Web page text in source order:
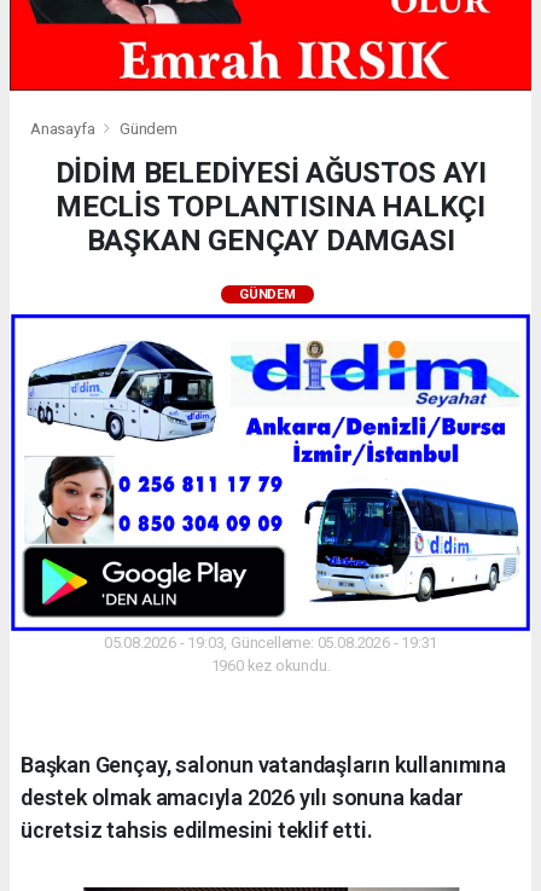
Anasayfa Gündem
DİDİM BELEDİYESİ AĞUSTOS AYI
MECLİS TOPLANTISINA HALKÇI
BAŞKAN GENÇAY DAMGASI
GÜNDEM
05.08.2026 - 19:03, Güncelleme: 05.08.2026 - 19:31
1960 kez okundu.
Başkan Gençay, salonun vatandaşların kullanımına
destek olmak amacıyla 2026 yılı sonuna kadar
ücretsiz tahsis edilmesini teklif etti.